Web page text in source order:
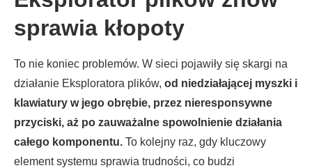
sprawia kłopoty
To nie koniec problemów. W sieci pojawiły się skargi na
działanie Eksploratora plików, od niedziałającej myszki i
klawiatury w jego obrębie, przez nieresponsywne
przyciski, aż po zauważalne spowolnienie działania
całego komponentu. To kolejny raz, gdy kluczowy
element systemu sprawia trudności, co budzi